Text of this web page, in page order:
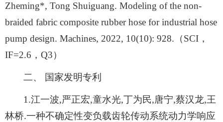
Zheming*, Tong Shuiguang. Modeling of the non-
braided fabric composite rubber hose for industrial hose
pump design. Machines, 2022, 10(10): 928.（SCI，
IF=2.6，Q3）
二、 国家发明专利
1.江一波,严正宏,童水光,丁为民,唐宁,蔡汉龙,王
林桥.一种不确定性变负载齿轮传动系统动力学响应